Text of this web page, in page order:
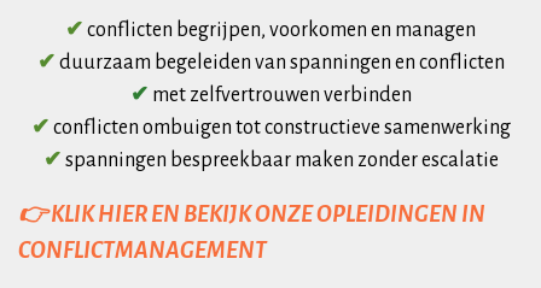
✔ conflicten begrijpen, voorkomen en managen
✔ duurzaam begeleiden van spanningen en conflicten
✔ met zelfvertrouwen verbinden
✔ conflicten ombuigen tot constructieve samenwerking
✔ spanningen bespreekbaar maken zonder escalatie
👉 KLIK HIER EN BEKIJK ONZE OPLEIDINGEN IN
CONFLICTMANAGEMENT